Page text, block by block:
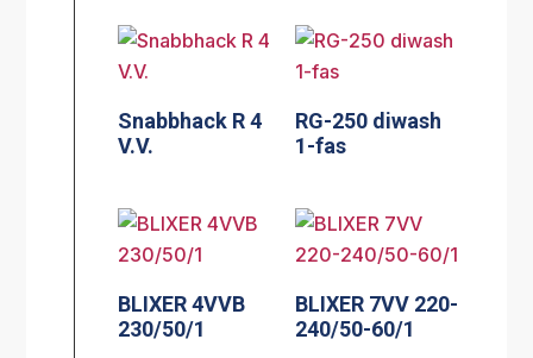
Snabbhack R 4
V.V.
RG-250 diwash
1-fas
BLIXER 4VVB
230/50/1
BLIXER 7VV 220-
240/50-60/1